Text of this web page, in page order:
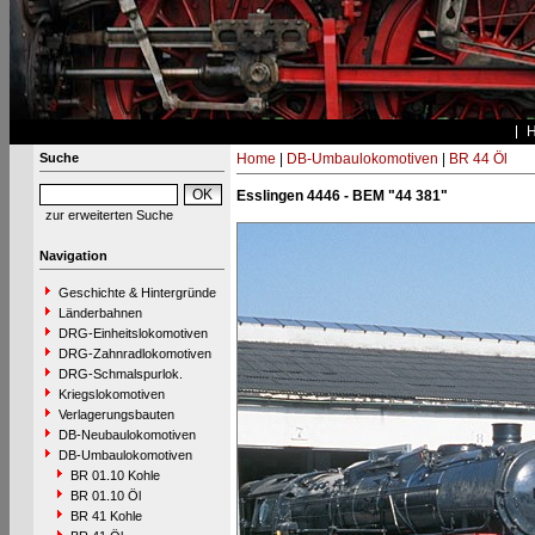
Suche
zur erweiterten Suche
Navigation
Geschichte & Hintergründe
Länderbahnen
DRG-Einheitslokomotiven
DRG-Zahnradlokomotiven
DRG-Schmalspurlok.
Kriegslokomotiven
Verlagerungsbauten
DB-Neubaulokomotiven
DB-Umbaulokomotiven
BR 01.10 Kohle
BR 01.10 Öl
BR 41 Kohle
Home DB-Umbaulokomotiven BR 44 Öl
Esslingen 4446 - BEM "44 381"